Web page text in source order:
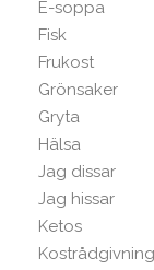
E-soppa
Fisk
Frukost
Grönsaker
Gryta
Hälsa
Jag dissar
Jag hissar
Ketos
Kostrådgivning